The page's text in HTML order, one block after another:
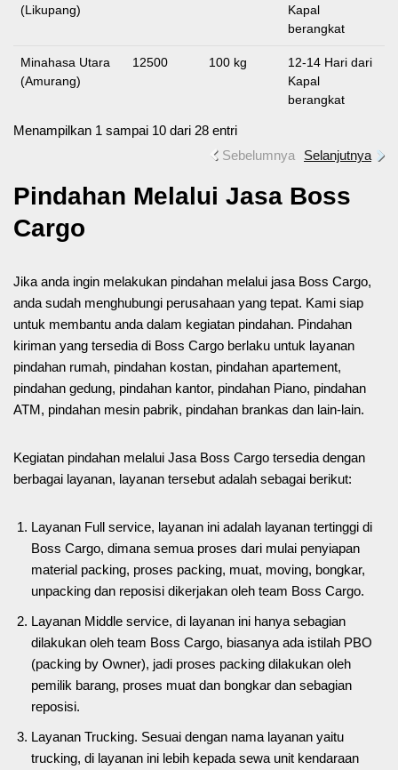
(Likupang)
Kapal
berangkat
Minahasa Utara
(Amurang)
12500 100 kg
12-14 Hari dari
Kapal
berangkat
Menampilkan 1 sampai 10 dari 28 entri
Sebelumnya
Selanjutnya
Pindahan Melalui Jasa Boss
Cargo
Jika anda ingin melakukan pindahan melalui jasa Boss Cargo,
anda sudah menghubungi perusahaan yang tepat. Kami siap
untuk membantu anda dalam kegiatan pindahan. Pindahan
kiriman yang tersedia di Boss Cargo berlaku untuk layanan
pindahan rumah, pindahan kostan, pindahan apartement,
pindahan gedung, pindahan kantor, pindahan Piano, pindahan
ATM, pindahan mesin pabrik, pindahan brankas dan lain-lain.
Kegiatan pindahan melalui Jasa Boss Cargo tersedia dengan
berbagai layanan, layanan tersebut adalah sebagai berikut:
Layanan Full service, layanan ini adalah layanan tertinggi di
Boss Cargo, dimana semua proses dari mulai penyiapan
material packing, proses packing, muat, moving, bongkar,
unpacking dan reposisi dikerjakan oleh team Boss Cargo.
Layanan Middle service, di layanan ini hanya sebagian
dilakukan oleh team Boss Cargo, biasanya ada istilah PBO
(packing by Owner), jadi proses packing dilakukan oleh
pemilik barang, proses muat dan bongkar dan sebagian
reposisi.
Layanan Trucking. Sesuai dengan nama layanan yaitu
trucking, di layanan ini lebih kepada sewa unit kendaraan